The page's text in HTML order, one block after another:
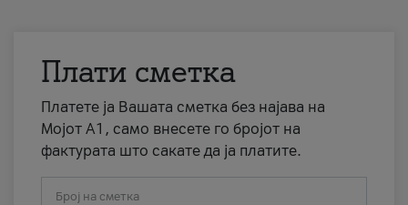
Плати сметка
Платете ја Вашата сметка без најава на
Мојот А1, само внесете го бројот на
фактурата што сакате да ја платите.
Број на сметка